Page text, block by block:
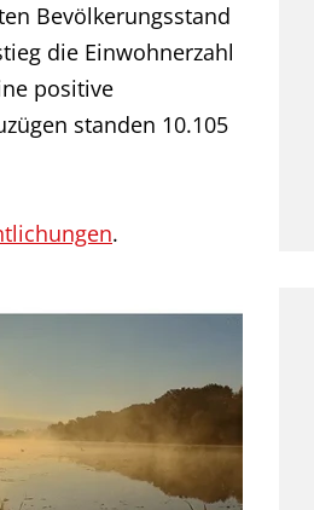
Bevölkerungsstand
die Einwohnerzahl
positive
standen 10.105
.